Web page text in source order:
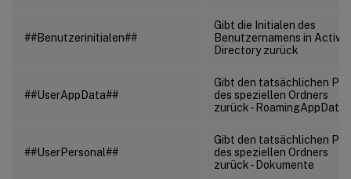
##Benutzerinitialen##
Gibt die Initialen des
Benutzernamens in Active
Directory zurück
##UserAppData##
Gibt den tatsächlichen
des speziellen Ordners
zurück - RoamingAppData
##UserPersonal##
Gibt den tatsächlichen
des speziellen Ordners
zurück - Dokumente